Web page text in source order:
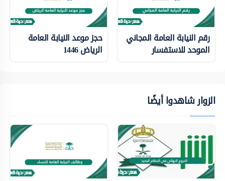
رقم النيابة العامة المجاني
الموحد للاستفسار
حجز موعد النيابة العامة
الرياض 1446
الزوار شاهدوا أيضًا